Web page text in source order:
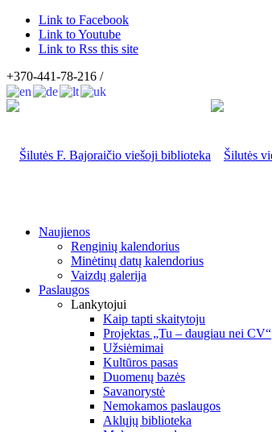
Link to Facebook
Link to Youtube
Link to Rss this site
+370-441-78-216 /
Naujienos
Renginių kalendorius
Minėtinų datų kalendorius
Vaizdų galerija
Paslaugos
Lankytojui
Kaip tapti skaitytoju
Projektas „Tu – daugiau nei CV“
Užsiėmimai
Kultūros pasas
Duomenų bazės
Savanorystė
Nemokamos paslaugos
Aklųjų biblioteka